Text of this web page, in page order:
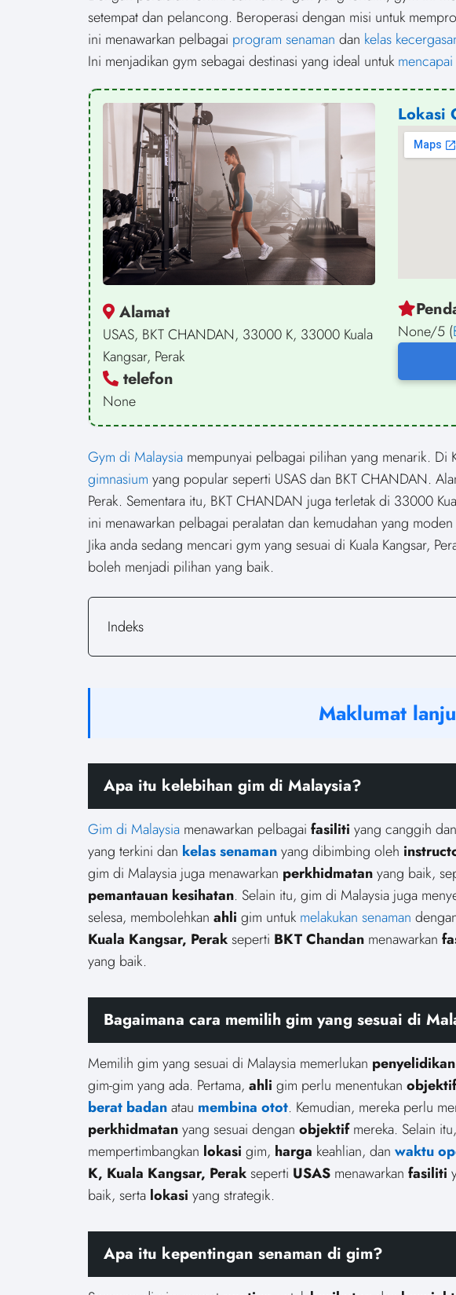
n n n
setempat dan pelancong. Beroperasi dengan misi untuk
ini menawarkan pelbagai program senaman dan kelas
Ini menjadikan gym sebagai destinasi yang ideal untuk mencapai
Alamat
USAS, BKT CHANDAN, 33000 K, 33000 Kuala
Kangsar, Perak
telefon
None
Lokasi
None/5 (
Gym di Malaysia mempunyai pelbagai pilihan yang menarik. Di
gimnasium yang popular seperti USAS dan BKT CHANDAN.
Perak. Sementara itu, BKT CHANDAN juga terletak di 33000
ini menawarkan pelbagai peralatan dan kemudahan yang
Jika anda sedang mencari gym yang sesuai di Kuala Kangsar,
boleh menjadi pilihan yang baik.
Indeks
Maklumat
Apa itu kelebihan gim di Malaysia?
Gim di Malaysia menawarkan pelbagai fasiliti yang canggih
yang terkini dan kelas senamanyang dibimbing oleh
gim di Malaysia juga menawarkan perkhidmatanyang baik,
pemantauan kesihatan. Selain itu, gim di Malaysia juga
selesa, membolehkan ahli gim untuk melakukan senaman
Kuala Kangsar, Perakseperti BKT Chandan menawarkan
yang baik.
Bagaimana cara memilih gim yang sesuai di
Memilih gim yang sesuai di Malaysia memerlukan penyelidikan
gim-gim yang ada. Pertama, ahli gim perlu menentukan objektif
berat badanatau membina otot. Kemudian, mereka perlu
perkhidmatanyang sesuai dengan objektifmereka. Selain itu,
mempertimbangkan lokasi gim, harga keahlian, dan waktu
K, Kuala Kangsar, Perakseperti USAS menawarkan fasiliti
baik, serta lokasi yang strategik.
Apa itu kepentingan senaman di gim?